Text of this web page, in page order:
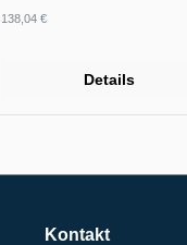
Regulärer Preis:
138,04 €
Details
Kontakt